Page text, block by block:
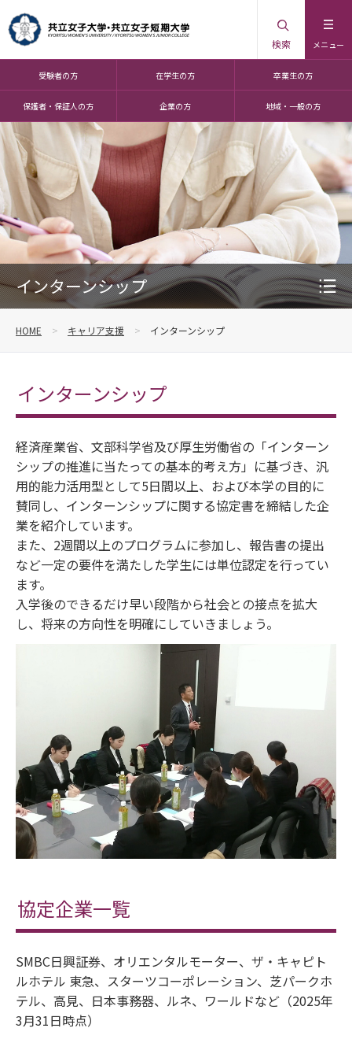
メニュー
検索
受験者の方 在学生の方 卒業生の方
保護者・保証人の方 企業の方 地域・一般の方
インターンシップ
HOME キャリア支援 インターンシップ
インターンシップ
経済産業省、文部科学省及び厚生労働省の「インターン
シップの推進に当たっての基本的考え方」に基づき、汎
用的能力活用型として5日間以上、および本学の目的に
賛同し、インターンシップに関する協定書を締結した企
業を紹介しています。
また、2週間以上のプログラムに参加し、報告書の提出
など一定の要件を満たした学生には単位認定を行ってい
ます。
入学後のできるだけ早い段階から社会との接点を拡大
し、将来の方向性を明確にしていきましょう。
協定企業一覧
SMBC日興証券、オリエンタルモーター、ザ・キャピト
ルホテル 東急、スターツコーポレーション、芝パークホ
テル、高見、日本事務器、ルネ、ワールドなど（2025年
3月31日時点）